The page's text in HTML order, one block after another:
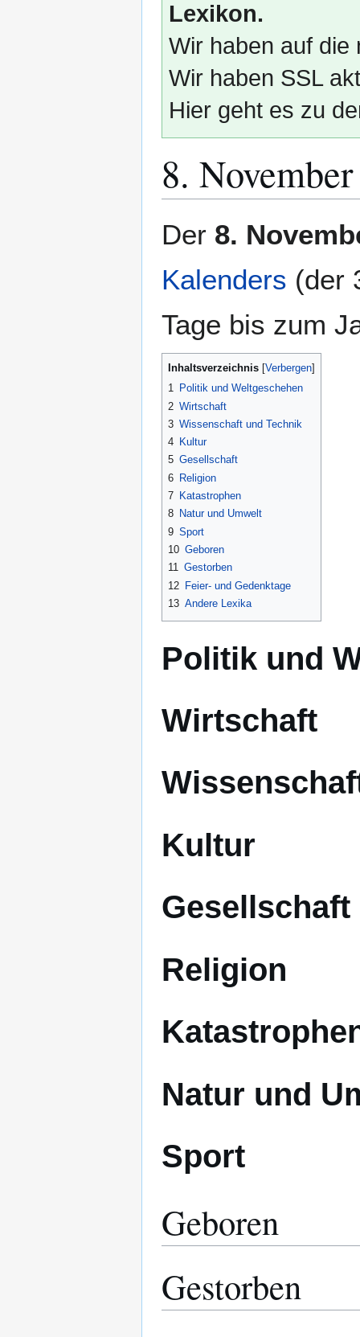
Lexikon.
Wir haben auf die
Wir haben SSL
Hier geht es zu
8. November
Navigation
Suche
Der 8.
Kalenders (der
Tage bis zum
Inhaltsverzeichnis
1 Politik und Weltgeschehen
2 Wirtschaft
3 Wissenschaft und Technik
4 Kultur
5 Gesellschaft
6 Religion
7 Katastrophen
8 Natur und Umwelt
9 Sport
10 Geboren
11 Gestorben
12 Feier- und Gedenktage
13 Andere Lexika
Politik und
Wirtschaft
Kultur
Gesellschaft
Religion
Natur und
Sport
Geboren
Gestorben